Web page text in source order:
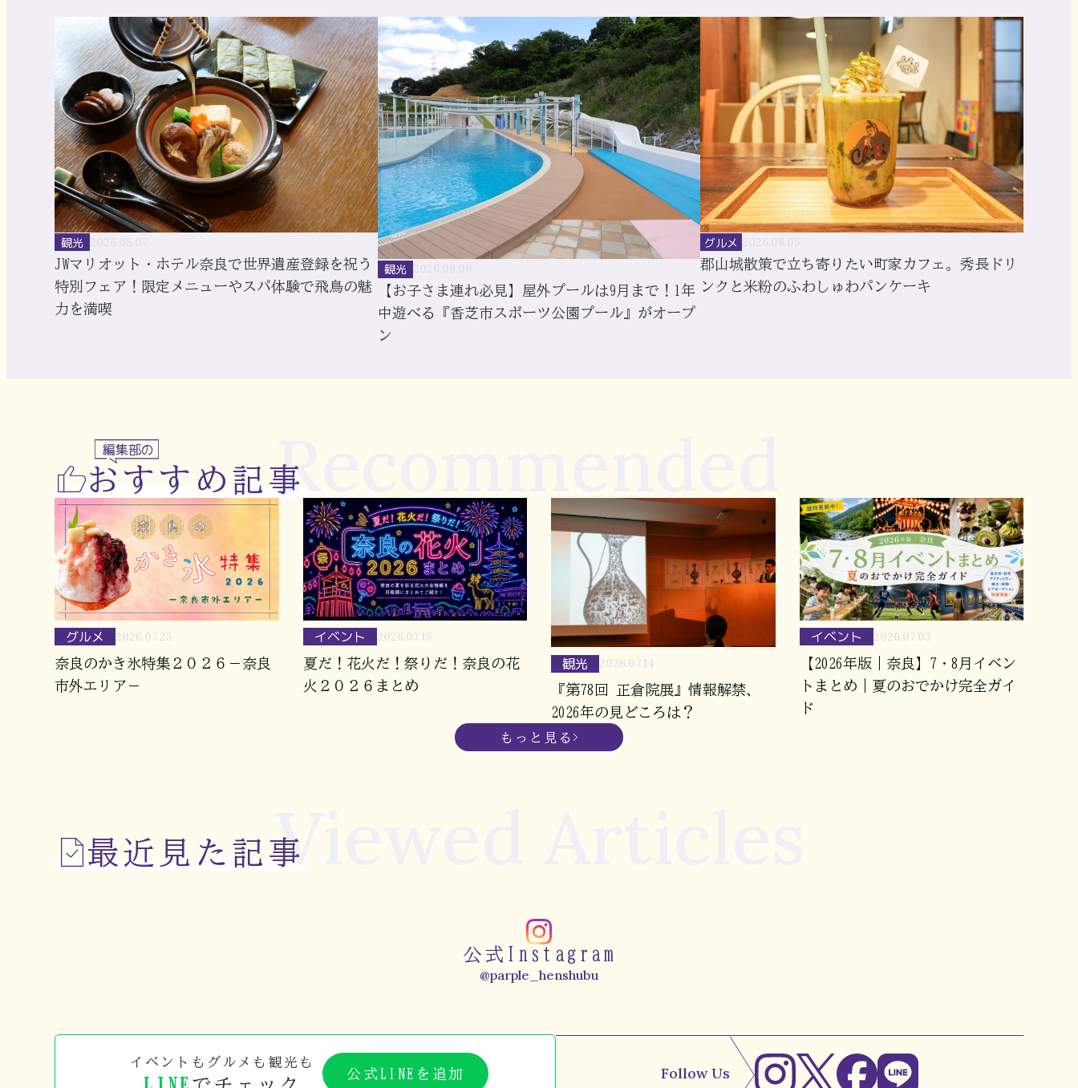
観光
JWマリオット・ホテル奈良で世界遺産登録を祝う
特別フェア！限定メニューやスパ体験で飛鳥の魅
力を満喫
観光
【お子さま連れ必見】屋外プールは9月まで！1年
中遊べる『香芝市スポーツ公園プール』がオープ
ン
グルメ
郡山城散策で立ち寄りたい町家カフェ。秀長ドリ
ンクと米粉のふわしゅわパンケーキ
編集部の
おすすめ記事Recommended
グルメ
2026.07.25
奈良のかき氷特集２０２６－奈良
市外エリア－
イベント
2026.07.19
夏だ！花火だ！祭りだ！奈良の花
火２０２６まとめ
観光
2026.07.14
『第78回 正倉院展』情報解禁、
2026年の見どころは？
イベント
2026.07.03
【2026年版｜奈良】7・8月イベン
トまとめ｜夏のおでかけ完全ガイ
ド
もっと見る
最近見た記事Viewed Articles
公式Instagram
@parple_henshubu
イベントもグルメも観光も
公式LINEを追加 Follow Us